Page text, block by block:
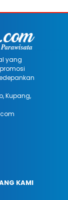
yang
Kupang,
KAMI